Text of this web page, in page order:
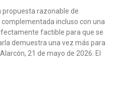
propuesta razonable de
incluso con una
factible para que se
demuestra una vez más para
21 de mayo de 2026. El